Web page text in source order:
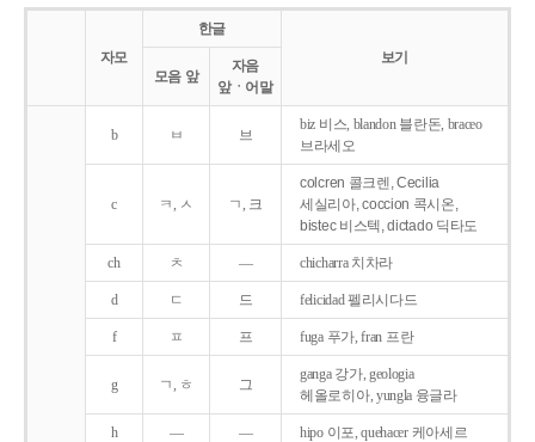
자모
한글
보기
모음 앞
자음
앞ㆍ어말
b ㅂ 브
biz 비스, blandon 블란돈, braceo
브라세오
c ㅋ, ㅅ ㄱ, 크
colcren 콜크렌, Cecilia
세실리아, coccion 콕시온,
bistec 비스텍, dictado 딕타도
ch ㅊ ― chicharra 치차라
d ㄷ 드 felicidad 펠리시다드
f ㅍ 프 fuga 푸가, fran 프란
g ㄱ, ㅎ 그
ganga 강가, geologia
헤올로히아, yungla 융글라
h ― ― hipo 이포, quehacer 케아세르